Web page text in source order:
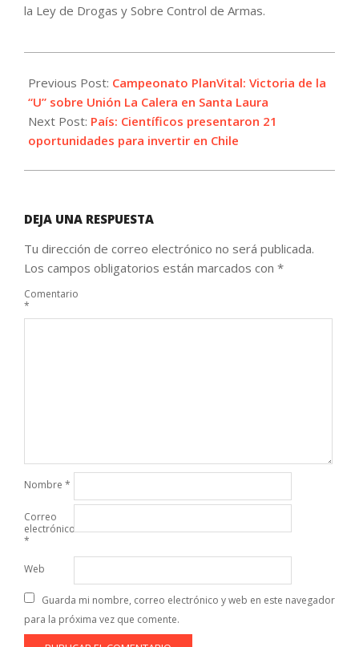
la Ley de Drogas y Sobre Control de Armas.
07-
03
Previous Post: Campeonato PlanVital: Victoria de la
“U” sobre Unión La Calera en Santa Laura
Next Post: País: Científicos presentaron 21
oportunidades para invertir en Chile
DEJA UNA RESPUESTA
Tu dirección de correo electrónico no será publicada.
Los campos obligatorios están marcados con *
Comentario
*
Nombre *
Correo
electrónico
*
Web
Guarda mi nombre, correo electrónico y web en este navegador
para la próxima vez que comente.